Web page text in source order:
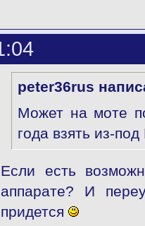
peter36rus
Может на моте
года взять из-
Если есть
аппарате? И
придется